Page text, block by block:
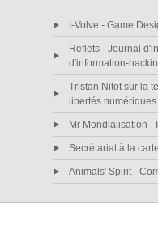
I-Volve - Game
Reflets - Journal
d'information-
Tristan Nitot sur la
libertés numériques
Mr Mondialisation -
Secrétariat à la
Animals' Spirit -